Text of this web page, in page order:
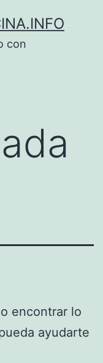
con
encontrar lo
ayudarte